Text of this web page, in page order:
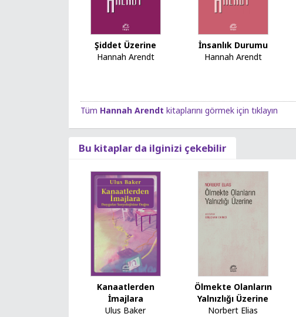
Şiddet Üzerine
Hannah Arendt
İnsanlık Durumu
Hannah Arendt
Tüm Hannah Arendt kitaplarını görmek için tıklayın
Bu kitaplar da ilginizi çekebilir
Kanaatlerden
İmajlara
Ulus Baker
Ölmekte Olanların
Yalnızlığı Üzerine
Norbert Elias